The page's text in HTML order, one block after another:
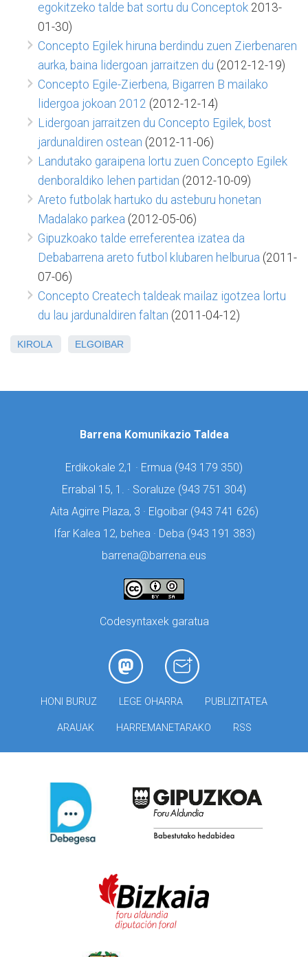
egokitzeko talde bat sortu du Conceptok 2013-
01-30)
Concepto Egilek hiruna berdindu zuen Zierbenaren
aurka, baina lidergoan jarraitzen du (2012-12-19)
Concepto Egile-Zierbena, Bigarren B mailako
lidergoa jokoan 2012 (2012-12-14)
Lidergoan jarraitzen du Concepto Egilek, bost
jardunaldiren ostean (2012-11-06)
Landutako garaipena lortu zuen Concepto Egilek
denboraldiko lehen partidan (2012-10-09)
Areto futbolak hartuko du asteburu honetan
Madalako parkea (2012-05-06)
Gipuzkoako talde erreferentea izatea da
Debabarrena areto futbol klubaren helburua (2011-
07-06)
Concepto Createch taldeak mailaz igotzea lortu
du lau jardunaldiren faltan (2011-04-12)
KIROLA ELGOIBAR
Barrena Komunikazio Taldea
Erdikokale 2,1 · Ermua (943 179 350)
Errabal 15, 1. · Soraluze (943 751 304)
Aita Agirre Plaza, 3 · Elgoibar (943 741 626)
Ifar Kalea 12, behea · Deba (943 191 383)
barrena@barrena.eus
Codesyntaxek garatua
HONI BURUZ LEGE OHARRA PUBLIZITATEA
ARAUAK HARREMANETARAKO RSS